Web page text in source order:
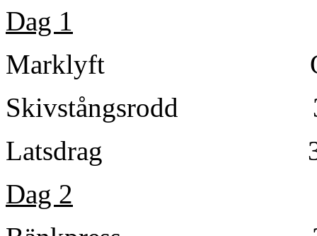
Dag 1
Marklyft
Skivstångsrodd
Latsdrag
Dag 2